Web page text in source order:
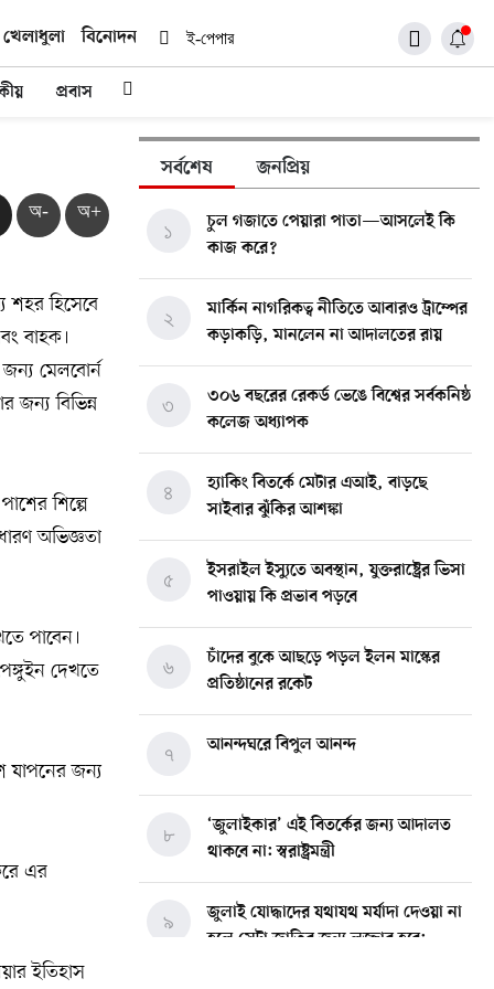
খেলাধুলা বিনোদন ই-পেপার
প্রবাস
অ- অ+
শহর হিসেবে
বাহক।
মেলবোর্ন
জন্য বিভিন্ন
শিল্পে
অভিজ্ঞতা
পাবেন।
দেখতে
যাপনের জন্য
এর
ইতিহাস
সর্বশেষ জনপ্রিয়
চুল গজাতে পেয়ারা পাতা—আসলেই কি
কাজ করে?
১
মার্কিন নাগরিকত্ব নীতিতে আবারও ট্রাম্পের
কড়াকড়ি, মানলেন না আদালতের রায়
২
৩০৬ বছরের রেকর্ড ভেঙে বিশ্বের সর্বকনিষ্ঠ
কলেজ অধ্যাপক
৩
হ্যাকিং বিতর্কে মেটার এআই, বাড়ছে
সাইবার ঝুঁকির আশঙ্কা
৪
ইসরাইল ইস্যুতে অবস্থান, যুক্তরাষ্ট্রের ভিসা
পাওয়ায় কি প্রভাব পড়বে
৫
চাঁদের বুকে আছড়ে পড়ল ইলন মাস্কের
প্রতিষ্ঠানের রকেট
৬
আনন্দঘরে বিপুল আনন্দ
৭
‘জুলাইকার’ এই বিতর্কের জন্য আদালত
থাকবে না: স্বরাষ্ট্রমন্ত্রী
৮
জুলাই যোদ্ধাদের যথাযথ মর্যাদা দেওয়া না
হলে সেটা জাতির জন্য লজ্জার হবে:
৯